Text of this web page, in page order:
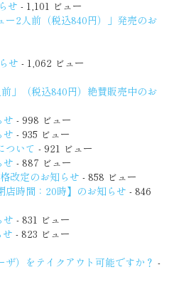
せ - 1,101 ビュー
ー2人前（税込840円）」発売のお
せ - 1,062 ビュー
」（税込840円）絶賛販売中のお
せ - 998 ビュー
せ - 935 ビュー
ついて - 921 ビュー
せ - 887 ビュー
改定のお知らせ - 858 ビュー
店時間：20時】のお知らせ - 846
せ - 831 ビュー
せ - 823 ビュー
）をテイクアウト可能ですか？ -